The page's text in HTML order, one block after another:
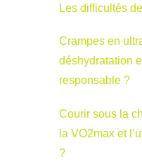
Les difficultés
Crampes en
déshydratation
responsable ?
Courir sous la
la VO2max et
?